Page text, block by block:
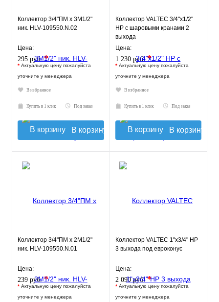
Коллектор 3/4"ПМ х 3М1/2"
ник. HLV-109550.N.02
Цена:
295 руб.*
* Актуальную цену пожалуйста
уточните у менеджера
В избранное
Купить в 1 клик Под заказ
В корзину
Коллектор VALTEC 3/4"х1/2"
НР с шаровыми кранами 2
выхода
Цена:
1 230 руб.*
* Актуальную цену пожалуйста
уточните у менеджера
В избранное
Купить в 1 клик Под заказ
В корзину
Коллектор 3/4"ПМ х 2М1/2"
ник. HLV-109550.N.01
Цена:
239 руб.*
* Актуальную цену пожалуйста
уточните у менеджера
Коллектор VALTEC 1"х3/4" НР
3 выхода под евроконус
Цена:
2 090 руб.*
* Актуальную цену пожалуйста
уточните у менеджера